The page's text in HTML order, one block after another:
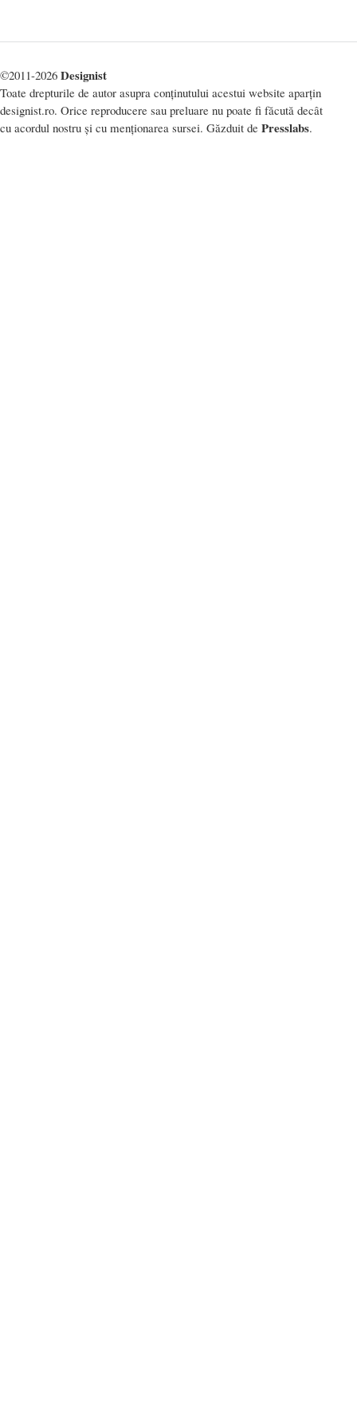
©2011-2026 Designist
Toate drepturile de autor asupra conținutului acestui website aparțin
designist.ro. Orice reproducere sau preluare nu poate fi făcută decât
cu acordul nostru și cu menționarea sursei. Găzduit de Presslabs.